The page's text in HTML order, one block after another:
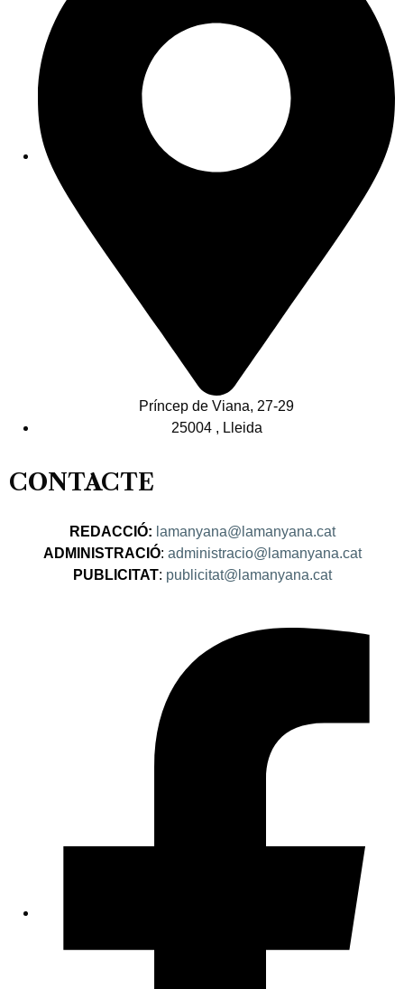
Príncep de Viana, 27-29
25004 , Lleida
CONTACTE
REDACCIÓ: lamanyana@lamanyana.cat
ADMINISTRACIÓ: administracio@lamanyana.cat
PUBLICITAT: publicitat@lamanyana.cat